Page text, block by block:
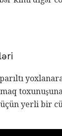
yerli bir